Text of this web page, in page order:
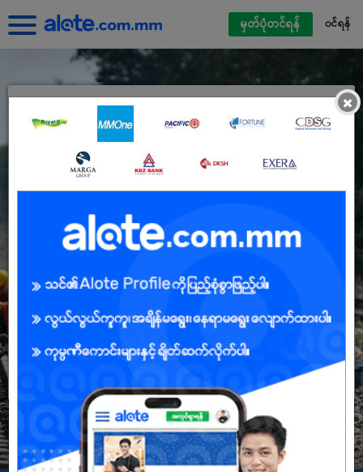
မှတ်ပုံတင်ရန် ၀င်ရန်
Alote ကိုယ်ရေးရာဇဝင်ဖြင့်ဝင်ရောက်ပါ
မြန်မာမိုဘိုင်းဖုန်းနံပါတ်
လျှို့ဝှက်နံပါတ် မေ့နေသည်
အကောင့်မရှိသေးဘူးလား? မှတ်ပုံတင်မယ်
×